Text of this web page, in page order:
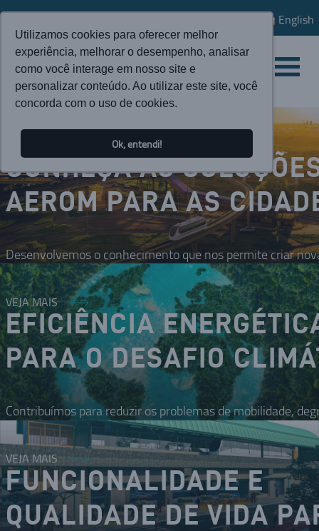
Utilizamos cookies para oferecer melhor
experiência, melhorar o desempenho, analisar
como você interage em nosso site e
personalizar conteúdo. Ao utilizar este site, você
concorda com o uso de cookies.
Ok, entendi!
English
CONHEÇA AS
AEROM PARA AS
Desenvolvemos o conhecimento que nos permite criar
VEJA MAIS
EFICIÊNCIA
PARA O DESAFIO
Contribuímos para reduzir os problemas de mobilidade,
VEJA MAIS
FUNCIONALIDADE E
QUALIDADE DE VIDA